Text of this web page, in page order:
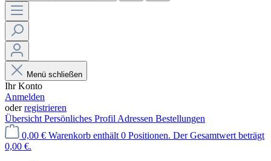
Menü schließen
Ihr Konto
Anmelden
oderregistrieren
Übersicht Persönliches Profil Adressen Bestellungen
0,00 € Warenkorb enthält 0 Positionen. Der Gesamtwert beträgt
0,00 €.